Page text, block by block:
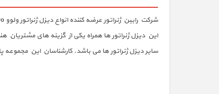
نمایندگی فروش دیزل ژنراتور ولوو
تعمیر دیزل ژنراتور ولوو
شرکت رابین ژنراتور عرضه کننده انواع دیزل ژنراتور ولوو Volvo در سراسر کشور می‌باشد.
سایر دیزل ژنراتور ها می باشد. کارشناسان این